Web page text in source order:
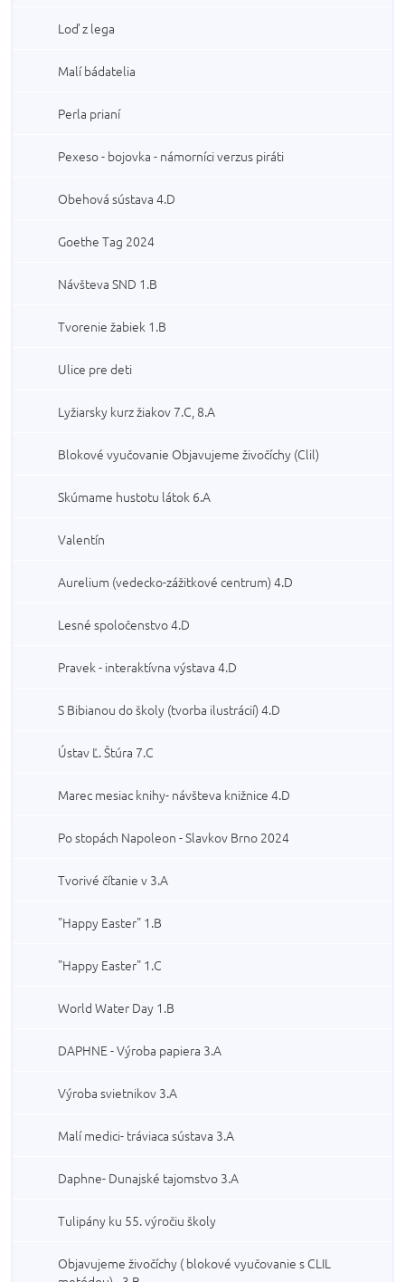
Loď z lega
Malí bádatelia
Perla prianí
Pexeso - bojovka - námorníci verzus piráti
Obehová sústava 4.D
Goethe Tag 2024
Návšteva SND 1.B
Tvorenie žabiek 1.B
Ulice pre deti
Lyžiarsky kurz žiakov 7.C, 8.A
Blokové vyučovanie Objavujeme živočíchy (Clil)
Skúmame hustotu látok 6.A
Valentín
Aurelium (vedecko-zážitkové centrum) 4.D
Lesné spoločenstvo 4.D
Pravek - interaktívna výstava 4.D
S Bibianou do školy (tvorba ilustrácií) 4.D
Ústav Ľ. Štúra 7.C
Marec mesiac knihy- návšteva knižnice 4.D
Po stopách Napoleon - Slavkov Brno 2024
Tvorivé čítanie v 3.A
"Happy Easter" 1.B
"Happy Easter" 1.C
World Water Day 1.B
DAPHNE - Výroba papiera 3.A
Výroba svietnikov 3.A
Malí medici- tráviaca sústava 3.A
Daphne- Dunajské tajomstvo 3.A
Tulipány ku 55. výročiu školy
Objavujeme živočíchy ( blokové vyučovanie s CLIL